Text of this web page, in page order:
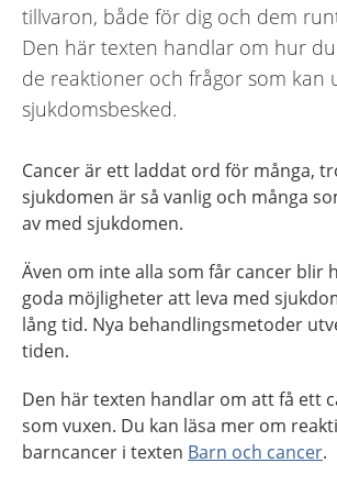
tillvaron, både för dig och dem
Den här texten handlar om hur
de reaktioner och frågor som kan
sjukdomsbesked.
Cancer är ett laddat ord för många,
sjukdomen är så vanlig och många
av med sjukdomen.
Även om inte alla som får cancer blir
goda möjligheter att leva med
lång tid. Nya behandlingsmetoder
tiden.
Den här texten handlar om att få ett
som vuxen. Du kan läsa mer om
barncancer i texten Barn och cancer.